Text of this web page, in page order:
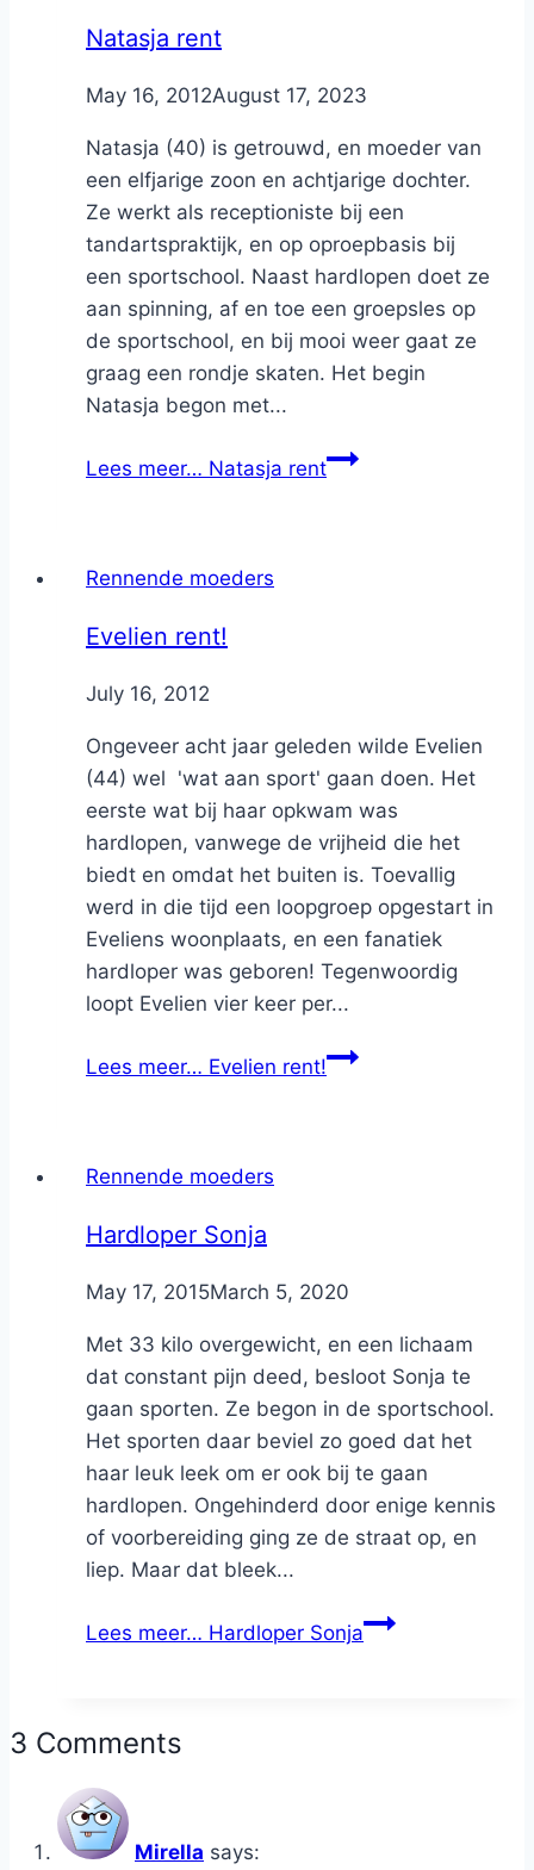
Natasja rent
ByNicole
May 16, 2012August 17, 2023
Natasja (40) is getrouwd, en moeder van
een elfjarige zoon en achtjarige dochter.
Ze werkt als receptioniste bij een
tandartspraktijk, en op oproepbasis bij
een sportschool. Naast hardlopen doet ze
aan spinning, af en toe een groepsles op
de sportschool, en bij mooi weer gaat ze
graag een rondje skaten. Het begin
Natasja begon met...
Lees meer… Natasja rent
Rennende moeders
Evelien rent!
ByNicole
July 16, 2012
Ongeveer acht jaar geleden wilde Evelien
(44) wel 'wat aan sport' gaan doen. Het
eerste wat bij haar opkwam was
hardlopen, vanwege de vrijheid die het
biedt en omdat het buiten is. Toevallig
werd in die tijd een loopgroep opgestart in
Eveliens woonplaats, en een fanatiek
hardloper was geboren! Tegenwoordig
loopt Evelien vier keer per...
Lees meer… Evelien rent!
Rennende moeders
Hardloper Sonja
ByNicole
May 17, 2015March 5, 2020
Met 33 kilo overgewicht, en een lichaam
dat constant pijn deed, besloot Sonja te
gaan sporten. Ze begon in de sportschool.
Het sporten daar beviel zo goed dat het
haar leuk leek om er ook bij te gaan
hardlopen. Ongehinderd door enige kennis
of voorbereiding ging ze de straat op, en
liep. Maar dat bleek...
Lees meer… Hardloper Sonja
3 Comments
Mirella says: